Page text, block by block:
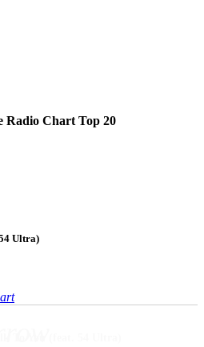
Radio Chart Top 20
Ultra)